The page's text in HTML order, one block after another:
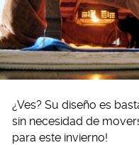
¿Ves? Su diseño es
sin necesidad de
para este invierno!